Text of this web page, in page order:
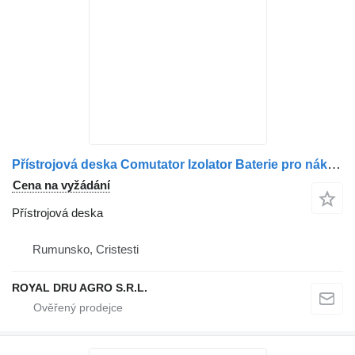
Přístrojová deska Comutator Izolator Baterie pro nákladní auta Solaris 1347161 1857600 1791045
Cena na vyžádání
Přístrojová deska
Rumunsko, Cristesti
ROYAL DRU AGRO S.R.L.